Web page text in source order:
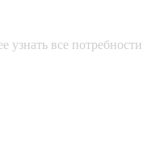
все потребности